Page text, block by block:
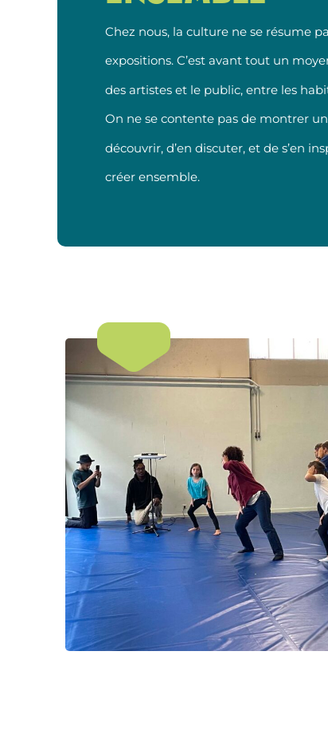
Chez nous, la culture ne se résume
expositions. C’est avant tout un
des artistes et le public, entre les
On ne se contente pas de montrer
découvrir, d’en discuter, et de s’en
créer ensemble.